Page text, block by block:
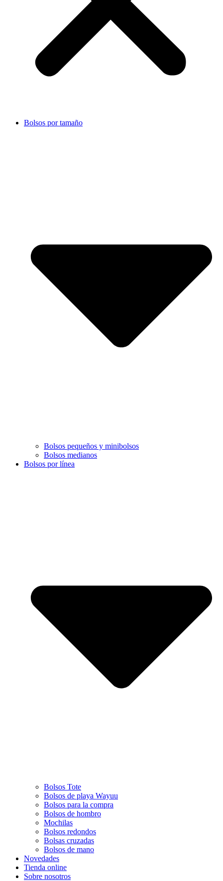
Bolsos por tamaño
Bolsos pequeños y minibolsos
Bolsos medianos
Bolsos por línea
Bolsos Tote
Bolsos de playa Wayuu
Bolsos para la compra
Bolsos de hombro
Mochilas
Bolsos redondos
Bolsas cruzadas
Bolsos de mano
Novedades
Tienda online
Sobre nosotros